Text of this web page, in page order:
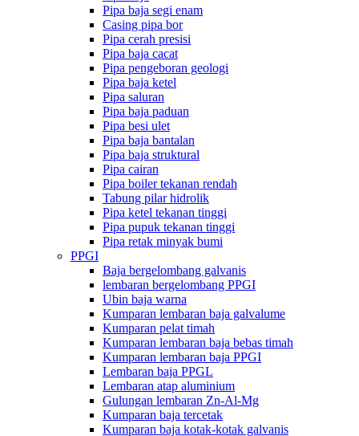
Pipa baja segi enam
Casing pipa bor
Pipa cerah presisi
Pipa baja cacat
Pipa pengeboran geologi
Pipa baja ketel
Pipa saluran
Pipa baja paduan
Pipa besi ulet
Pipa baja bantalan
Pipa baja struktural
Pipa cairan
Pipa boiler tekanan rendah
Tabung pilar hidrolik
Pipa ketel tekanan tinggi
Pipa pupuk tekanan tinggi
Pipa retak minyak bumi
PPGI
Baja bergelombang galvanis
lembaran bergelombang PPGI
Ubin baja warna
Kumparan lembaran baja galvalume
Kumparan pelat timah
Kumparan lembaran baja bebas timah
Kumparan lembaran baja PPGI
Lembaran baja PPGL
Lembaran atap aluminium
Gulungan lembaran Zn-Al-Mg
Kumparan baja tercetak
Kumparan baja kotak-kotak galvanis